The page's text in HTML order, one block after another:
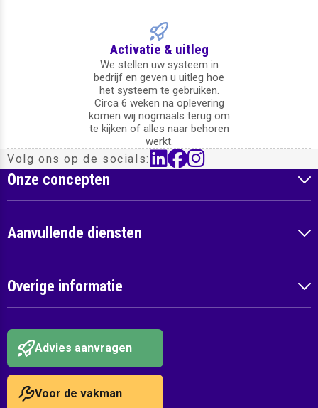
Activatie & uitleg
We stellen uw systeem in
bedrijf en geven u uitleg hoe
het systeem te gebruiken.
Circa 6 weken na oplevering
komen wij nogmaals terug om
te kijken of alles naar behoren
werkt.
Volg ons op de socials: linkedin
facebook
instagram
Onze concepten
Aanvullende diensten
Overige informatie
Advies aanvragen
Voor de vakman